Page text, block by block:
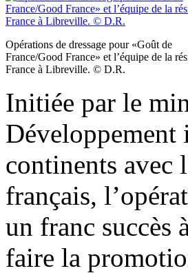
Opérations de dressage pour «Goût de
France/Good France» et l’équipe de la
France à Libreville. © D.R.
Initiée par le
Développement
continents avec
français,
un franc
faire la